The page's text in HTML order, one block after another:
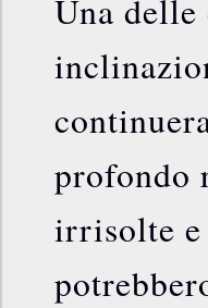
Una
profondo
irrisolte e